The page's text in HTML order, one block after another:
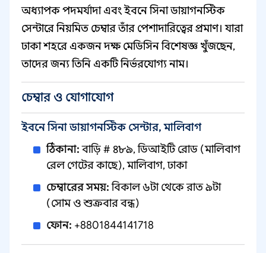
অধ্যাপক পদমর্যাদা এবং ইবনে সিনা ডায়াগনস্টিক
সেন্টারে নিয়মিত চেম্বার তাঁর পেশাদারিত্বের প্রমাণ। যারা
ঢাকা শহরে একজন দক্ষ মেডিসিন বিশেষজ্ঞ খুঁজছেন,
তাদের জন্য তিনি একটি নির্ভরযোগ্য নাম।
চেম্বার ও যোগাযোগ
ইবনে সিনা ডায়াগনস্টিক সেন্টার, মালিবাগ
ঠিকানা:বাড়ি # ৪৮৯, ডিআইটি রোড (মালিবাগ
রেল গেটের কাছে), মালিবাগ, ঢাকা
চেম্বারের সময়:বিকাল ৬টা থেকে রাত ৯টা
(সোম ও শুক্রবার বন্ধ)
ফোন: +8801844141718